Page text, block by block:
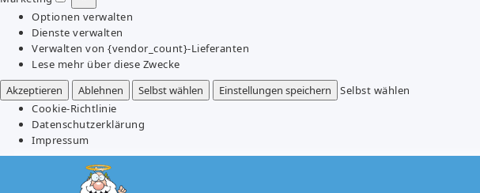
Marketing
Optionen verwalten
Dienste verwalten
Verwalten von {vendor_count}-Lieferanten
Lese mehr über diese Zwecke
Akzeptieren
Ablehnen Selbst wählen Einstellungen speichern
Selbst wählen
Cookie-Richtlinie
Datenschutzerklärung
Impressum